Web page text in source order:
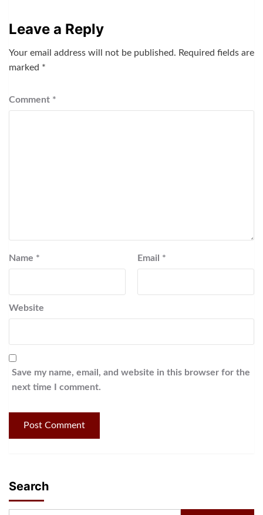
Leave a Reply
Your email address will not be published. Required fields are
marked *
Comment *
Name * Email *
Website
Save my name, email, and website in this browser for the
next time I comment.
Search